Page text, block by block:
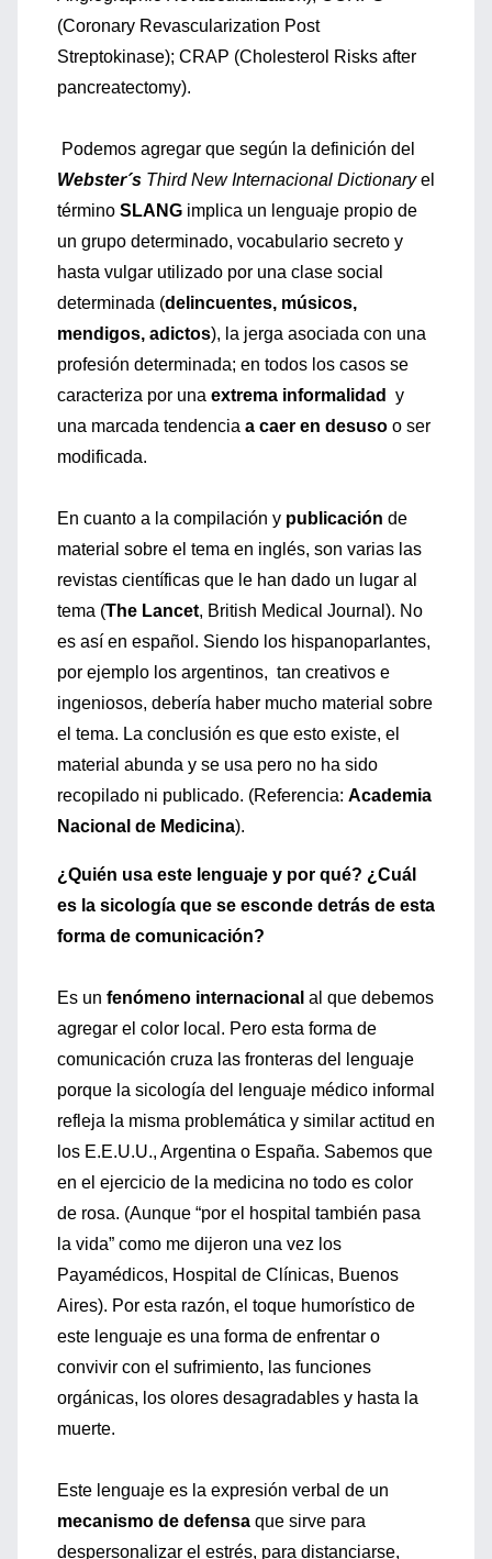
(Coronary Revascularization Post
Streptokinase); CRAP (Cholesterol Risks after
pancreatectomy).
Podemos agregar que según la definición del
Webster´s Third New Internacional Dictionaryel
término SLANG implica un lenguaje propio de
un grupo determinado, vocabulario secreto y
hasta vulgar utilizado por una clase social
determinada (delincuentes, músicos,
mendigos, adictos), la jerga asociada con una
profesión determinada; en todos los casos se
caracteriza por una extrema informalidad
y
una marcada tendencia a caer en desuso o ser
modificada.
En cuanto a la compilación y publicación de
material sobre el tema en inglés, son varias las
revistas científicas que le han dado un lugar al
tema (The Lancet, British Medical Journal). No
es así en español. Siendo los hispanoparlantes,
por ejemplo los argentinos, tan creativos e
ingeniosos, debería haber mucho material sobre
el tema. La conclusión es que esto existe, el
material abunda y se usa pero no ha sido
recopilado ni publicado. (Referencia: Academia
Nacional de Medicina).
¿Quién usa este lenguaje y por qué? ¿Cuál
es la sicología que se esconde detrás de esta
forma de comunicación?
Es un fenómeno internacional al que debemos
agregar el color local. Pero esta forma de
comunicación cruza las fronteras del lenguaje
porque la sicología del lenguaje médico informal
refleja la misma problemática y similar actitud en
los E.E.U.U., Argentina o España. Sabemos que
en el ejercicio de la medicina no todo es color
de rosa. (Aunque “por el hospital también pasa
la vida” como me dijeron una vez los
Payamédicos, Hospital de Clínicas, Buenos
Aires). Por esta razón, el toque humorístico de
este lenguaje es una forma de enfrentar o
convivir con el sufrimiento, las funciones
orgánicas, los olores desagradables y hasta la
muerte.
Este lenguaje es la expresión verbal de un
mecanismo de defensa que sirve para
despersonalizar el estrés, para distanciarse,